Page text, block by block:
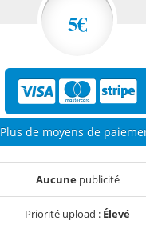
5€
Plus de moyens de
Aucunepublicité
Priorité upload : Élevé